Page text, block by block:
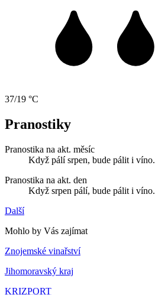
37/19 °C
Pranostiky
Pranostika na akt. měsíc
Když pálí srpen, bude pálit i víno.
Pranostika na akt. den
Když srpen pálí, bude pálit i víno.
Další
Mohlo by Vás zajímat
Znojemské vinařství
Jihomoravský kraj
KRIZPORT